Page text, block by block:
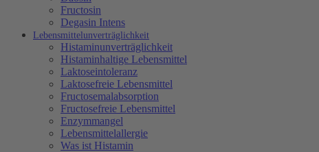
Fructosin
Degasin Intens
Lebensmittelunverträglichkeit
Histaminunverträglichkeit
Histaminhaltige Lebensmittel
Laktoseintoleranz
Laktosefreie Lebensmittel
Fructosemalabsorption
Fructosefreie Lebensmittel
Enzymmangel
Lebensmittelallergie
Was ist Histamin